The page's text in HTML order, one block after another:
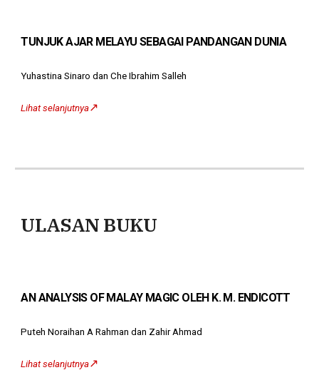
TUNJUK AJAR MELAYU SEBAGAI PANDANGAN DUNIA
Yuhastina Sinaro dan Che Ibrahim Salleh
Lihat selanjutnya↗️
ULASAN BUKU
AN ANALYSIS OF MALAY MAGIC OLEH K. M. ENDICOTT
Puteh Noraihan A Rahman dan Zahir Ahmad
Lihat selanjutnya↗️